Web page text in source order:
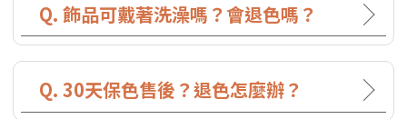
Q. 飾品可戴著洗澡嗎？會退色嗎？
Q. 30天保色售後？退色怎麼辦？